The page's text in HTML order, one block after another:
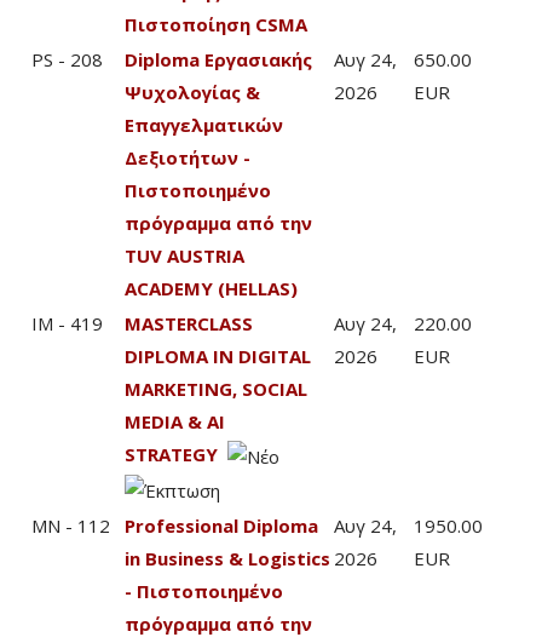
Πιστοποίηση CSMA
PS - 208
Diploma Εργασιακής
Ψυχολογίας &
Επαγγελματικών
Δεξιοτήτων -
Πιστοποιημένο
πρόγραμμα από την
TUV AUSTRIA
ACADEMY (HELLAS)
Αυγ 24,
2026
650.00
EUR
IM - 419
MASTERCLASS
DIPLOMA IN DIGITAL
MARKETING, SOCIAL
MEDIA & AI
STRATEGY
Αυγ 24,
2026
220.00
EUR
MN - 112
Professional Diploma
in Business & Logistics
- Πιστοποιημένο
πρόγραμμα από την
Αυγ 24,
2026
1950.00
EUR